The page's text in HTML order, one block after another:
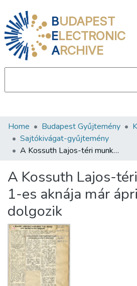
BUDAPEST
ELECTRONIC
ARCHIVE
Communities & Collections
All of DSpace
About us
Home Budapest Gyűjtemény
Sajtókivágat-gyűjtemény
A Kossuth Lajos-téri munkahely 1-es aknája már áprilisi tervén dolgozik
A Kossuth Lajos-
1-es aknája már
dolgozik